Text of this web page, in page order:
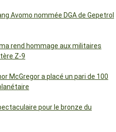
Avomo nommée DGA de Gepetrol
rend hommage aux militaires
Z-9
McGregor a placé un pari de 100
pour le bronze du